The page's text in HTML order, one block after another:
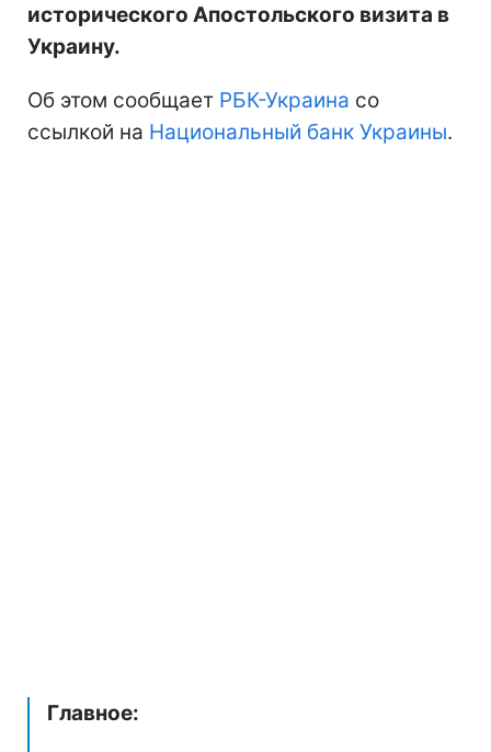
исторического Апостольского визита в
Украину.
Об этом сообщает РБК-Украина со
ссылкой на Национальный банк Украины.
Главное: